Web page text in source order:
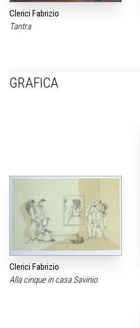
Clerici Fabrizio
Tantra
GRAFICA
Clerici Fabrizio
Alla cinque in casa Savinio